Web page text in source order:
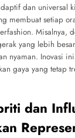
dan universal
membuat setiap
Misalnya,
yang lebih
nyaman. Inovasi
gaya yang tetap
dan